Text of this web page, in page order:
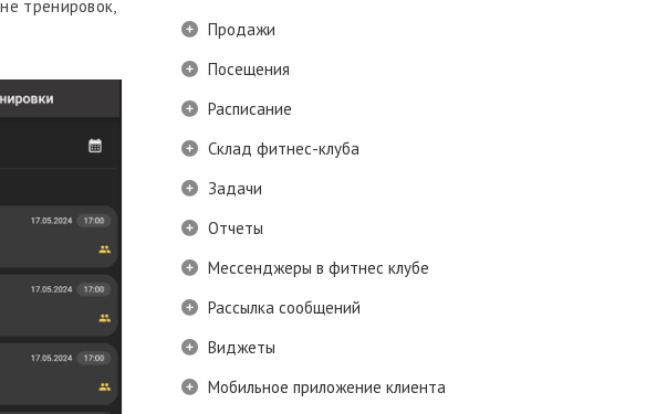
тренировок,
Продажи
Посещения
Расписание
Склад фитнес-клуба
Задачи
Отчеты
Мессенджеры в фитнес клубе
Рассылка сообщений
Виджеты
Мобильное приложение клиента